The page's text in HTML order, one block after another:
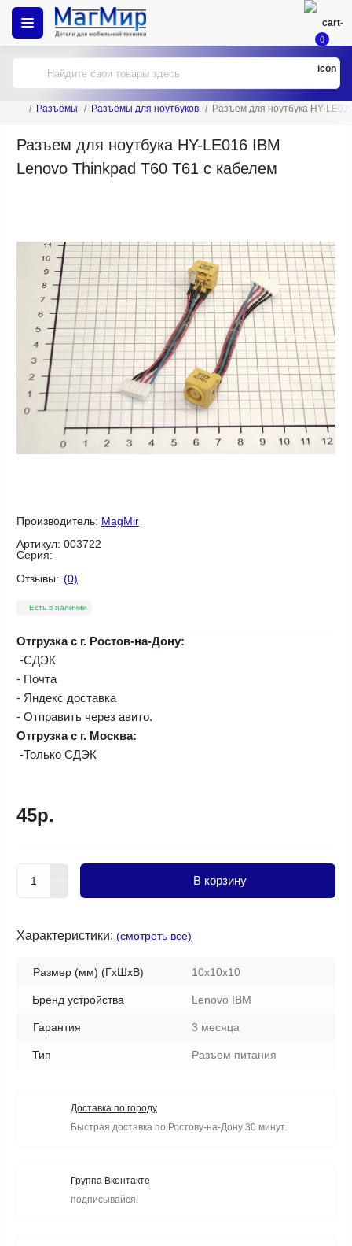
0
Разъёмы Разъёмы для ноутбуков Разъем для ноутбука HY-
Разъем для ноутбука HY-LE016 IBM
Lenovo Thinkpad T60 T61 с кабелем
Производитель: MagMir
Артикул: 003722
Серия:
Отзывы: (0)
Есть в наличии
Отгрузка с г. Ростов-на-Дону:
-СДЭК
- Почта
- Яндекс доставка
- Отправить через авито.
Отгрузка с г. Москва:
-Только СДЭК
45р.
В корзину
Характеристики: (смотреть все)
Размер (мм) (ГхШхВ) 10x10x10
Бренд устройства Lenovo IBM
Гарантия 3 месяца
Тип Разъем питания
Доставка по городу
Быстрая доставка по Ростову-на-Дону 30 минут.
Группа Вконтакте
подписывайся!